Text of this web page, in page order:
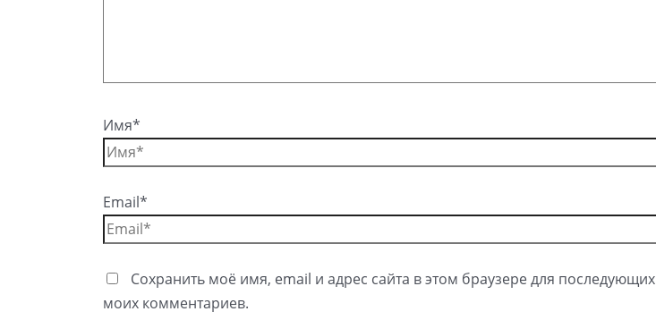
Имя*
Email*
Сохранить моё имя, email и адрес сайта в этом браузере для последующих
моих комментариев.